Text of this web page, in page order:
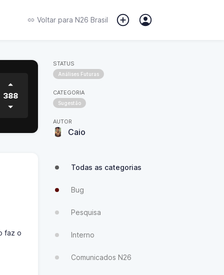
Voltar para N26 Brasil
388
faz o
STATUS
Análises Futuras
CATEGORIA
Sugestão
AUTOR
Caio
Todas as categorias
Bug
Pesquisa
Interno
Comunicados N26